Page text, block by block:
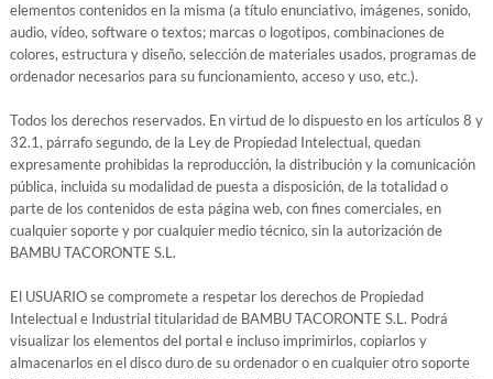
elementos contenidos en la misma (a título enunciativo, imágenes, sonido,
audio, vídeo, software o textos; marcas o logotipos, combinaciones de
colores, estructura y diseño, selección de materiales usados, programas de
ordenador necesarios para su funcionamiento, acceso y uso, etc.).
Todos los derechos reservados. En virtud de lo dispuesto en los artículos 8 y
32.1, párrafo segundo, de la Ley de Propiedad Intelectual, quedan
expresamente prohibidas la reproducción, la distribución y la comunicación
pública, incluida su modalidad de puesta a disposición, de la totalidad o
parte de los contenidos de esta página web, con fines comerciales, en
cualquier soporte y por cualquier medio técnico, sin la autorización de
BAMBU TACORONTE S.L.
El USUARIO se compromete a respetar los derechos de Propiedad
Intelectual e Industrial titularidad de BAMBU TACORONTE S.L. Podrá
visualizar los elementos del portal e incluso imprimirlos, copiarlos y
almacenarlos en el disco duro de su ordenador o en cualquier otro soporte